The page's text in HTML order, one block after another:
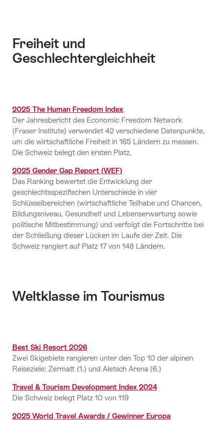
Freiheit und
Geschlechtergleichheit
2025 The Human Freedom Index
Der Jahresbericht des Economic Freedom Network
(Fraser Institute) verwendet 42 verschiedene Datenpunkte,
um die wirtschaftliche Freiheit in 165 Ländern zu messen.
Die Schweiz belegt den ersten Platz.
2025 Gender Gap Report (WEF)
Das Ranking bewertet die Entwicklung der
geschlechtsspezifischen Unterschiede in vier
Schlüsselbereichen (wirtschaftliche Teilhabe und Chancen,
Bildungsniveau, Gesundheit und Lebenserwartung sowie
politische Mitbestimmung) und verfolgt die Fortschritte bei
der Schließung dieser Lücken im Laufe der Zeit. Die
Schweiz rangiert auf Platz 17 von 148 Ländern.
Weltklasse im Tourismus
Best Ski Resort 2026
Zwei Skigebiete rangieren unter den Top 10 der alpinen
Reiseziele: Zermatt (1.) und Aletsch Arena (6.)
Travel & Tourism Development Index 2024
Die Schweiz belegt Platz 10 von 119
2025 World Travel Awards / Gewinner Europa